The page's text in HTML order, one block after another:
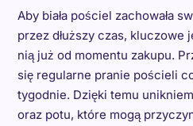
Aby biała pościel zachowała
przez dłuższy czas, kluczowe
nią już od momentu zakupu.
się regularne pranie pościeli
tygodnie. Dzięki temu
oraz potu, które mogą